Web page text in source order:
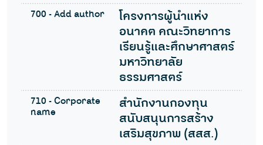
700 - Add author
โครงการผู้นำแห่ง
อนาคต คณะวิทยาการ
เรียนรู้และศึกษาศาสตร์
มหาวิทยาลัย
ธรรมศาสตร์
710 - Corporate
name
สำนักงานกองทุน
สนับสนุนการสร้าง
เสริมสุขภาพ (สสส.)